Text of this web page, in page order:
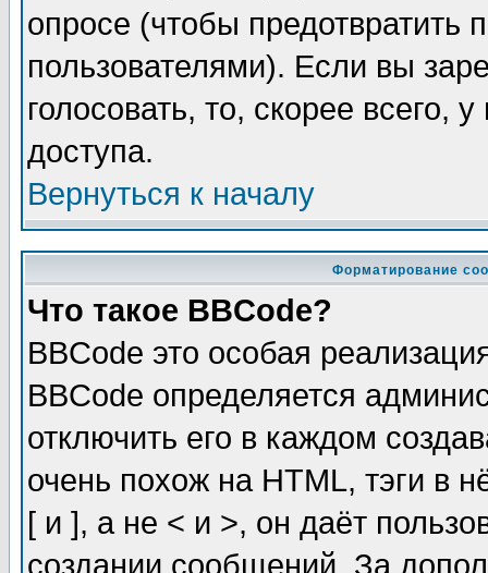
опросе (чтобы предотвратить
пользователями). Если вы
голосовать, то, скорее всего,
доступа.
Вернуться к началу
Форматирование
Что такое BBCode?
BBCode это особая
BBCode определяется
отключить его в каждом
очень похож на HTML, тэги в
[ и ], а не < и >, он даёт
создании сообщений. За